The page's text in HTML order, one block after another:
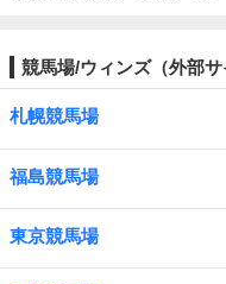
競馬場/ウィンズ（外部サ
札幌競馬場
福島競馬場
東京競馬場